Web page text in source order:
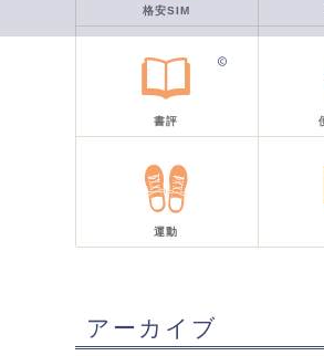
格安SIM
書評
運動
アーカイブ
2019–2026 気